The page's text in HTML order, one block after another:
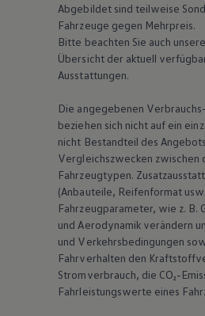
Abgebildet sind teilweise
Fahrzeuge gegen Mehrpreis.
Bitte beachten Sie auch
Übersicht der aktuell
Ausstattungen.
Die angegebenen
beziehen sich nicht auf ein
nicht Bestandteil des
Vergleichszwecken zwischen
Fahrzeugtypen.
(Anbauteile, Reifenformat
Fahrzeugparameter, wie z. B.
und Aerodynamik verändern
und Verkehrsbedingungen
Fahrverhalten den
Stromverbrauch, die CO₂-
Fahrleistungswerte eines